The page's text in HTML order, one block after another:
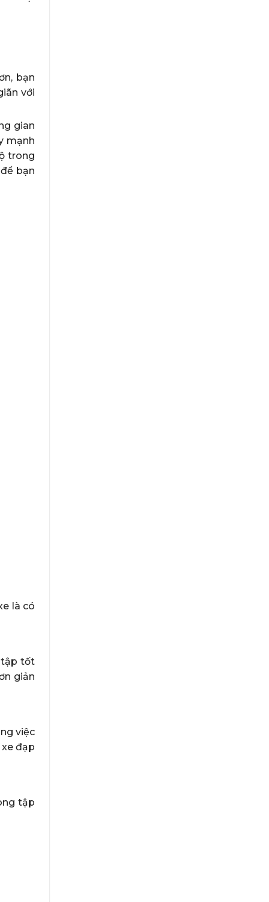
bạn
với
gian
mạnh
trong
bạn
là có
tập tốt
giản
việc
đạp
tập